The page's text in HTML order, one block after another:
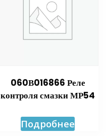
060В016866 Реле
контроля смазки МР54
Подробнее